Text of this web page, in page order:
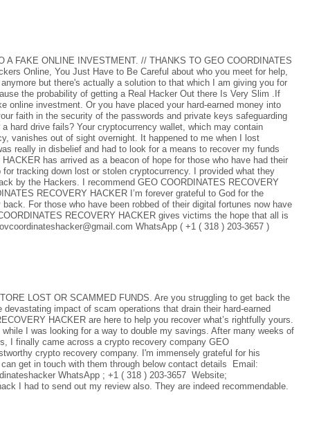
A FAKE ONLINE INVESTMENT. // THANKS TO GEO COORDINATES
Online, You Just Have to Be Careful about who you meet for help,
but there's actually a solution to that which I am giving you for
the probability of getting a Real Hacker Out there Is Very Slim .If
online investment. Or you have placed your hard-earned money into
faith in the security of the passwords and private keys safeguarding
hard drive fails? Your cryptocurrency wallet, which may contain
vanishes out of sight overnight. It happened to me when I lost
really in disbelief and had to look for a means to recover my funds
has arrived as a beacon of hope for those who have had their
tracking down lost or stolen cryptocurrency. I provided what they
by the Hackers. I recommend GEO COORDINATES RECOVERY
RECOVERY HACKER I’m forever grateful to God for the
For those who have been robbed of their digital fortunes now have
RECOVERY HACKER gives victims the hope that all is
WhatsApp ( +1 ( 318 ) 203-3657 )
LOST OR SCAMMED FUNDS. Are you struggling to get back the
impact of scam operations that drain their hard-earned
HACKER are here to help you recover what’s rightfully yours.
I was looking for a way to double my savings. After many weeks of
I finally came across a crypto recovery company GEO
crypto recovery company. I'm immensely grateful for his
get in touch with them through below contact details Email:
WhatsApp ; +1 ( 318 ) 203-3657 Website;
I had to send out my review also. They are indeed recommendable.